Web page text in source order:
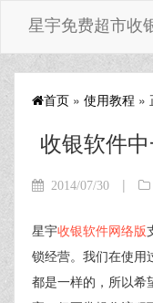
星宇免费超市收
首页 » 使用教程 »
收银软件
2014/07/30 |
星宇收银软件网络版
锁经营。我们在使用
都是一样的，所以希